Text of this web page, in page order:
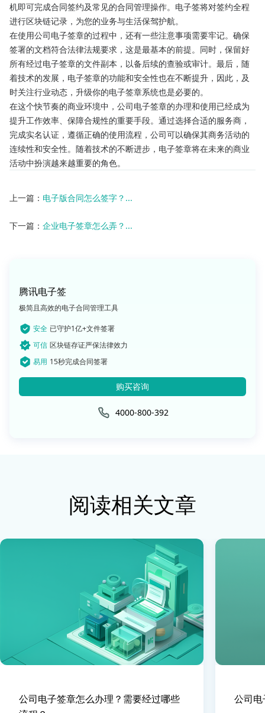
机即可完成合同签约及常见的合同管理操作。电子签将对签约全程
进行区块链记录，为您的业务与生活保驾护航。
在使用公司电子签章的过程中，还有一些注意事项需要牢记。确保
签署的文档符合法律法规要求，这是最基本的前提。同时，保留好
所有经过电子签章的文件副本，以备后续的查验或审计。最后，随
着技术的发展，电子签章的功能和安全性也在不断提升，因此，及
时关注行业动态，升级你的电子签章系统也是必要的。
在这个快节奏的商业环境中，公司电子签章的办理和使用已经成为
提升工作效率、保障合规性的重要手段。通过选择合适的服务商，
完成实名认证，遵循正确的使用流程，公司可以确保其商务活动的
连续性和安全性。随着技术的不断进步，电子签章将在未来的商业
活动中扮演越来越重要的角色。
上一篇： 电子版合同怎么签字？...
下一篇： 企业电子签章怎么弄？...
腾讯电子签
极简且高效的电子合同管理工具
安全 已守护1亿+文件签署
可信 区块链存证严保法律效力
易用 15秒完成合同签署
购买咨询
4000-800-392
阅读相关文章
公司电子签章怎么办理？需要经过哪些
公司